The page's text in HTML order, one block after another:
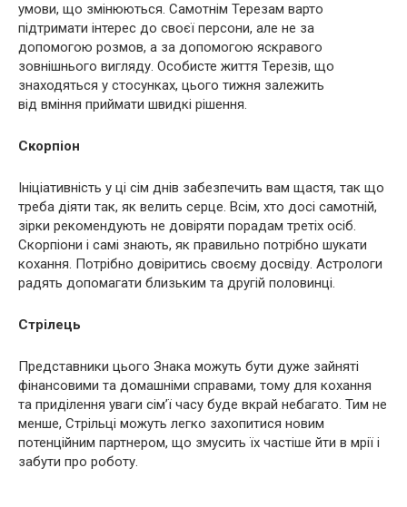
умови, що змінюються. Самотнім Терезам варто
підтримати інтерес до своєї персони, але не за
допомогою розмов, а за допомогою яскравого
зовнішнього вигляду. Особисте життя Терезів, що
знаходяться у стосунках, цього тижня залежить
від вміння приймати швидкі рішення.
Скорпіон
Ініціативність у ці сім днів забезпечить вам щастя, так що
треба діяти так, як велить серце. Всім, хто досі самотній,
зірки рекомендують не довіряти порадам третіх осіб.
Скорпіони і самі знають, як правильно потрібно шукати
кохання. Потрібно довіритись своєму досвіду. Астрологи
радять допомагати близьким та другій половинці.
Стрілець
Представники цього Знака можуть бути дуже зайняті
фінансовими та домашніми справами, тому для кохання
та приділення уваги сім’ї часу буде вкрай небагато. Тим не
менше, Стрільці можуть легко захопитися новим
потенційним партнером, що змусить їх частіше йти в мрії і
забути про роботу.